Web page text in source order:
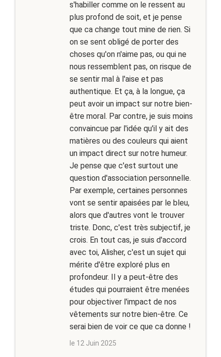
s'habiller comme on le ressent au
plus profond de soit, et je pense
que ca change tout mine de rien. Si
on se sent obligé de porter des
choses qu'on n'aime pas, ou qui ne
nous ressemblent pas, on risque de
se sentir mal à l'aise et pas
authentique. Et ça, à la longue, ça
peut avoir un impact sur notre bien-
être moral. Par contre, je suis moins
convaincue par l'idée qu'il y ait des
matières ou des couleurs qui aient
un impact direct sur notre humeur.
Je pense que c'est surtout une
question d'association personnelle.
Par exemple, certaines personnes
vont se sentir apaisées par le bleu,
alors que d'autres vont le trouver
triste. Donc, c'est très subjectif, je
crois. En tout cas, je suis d'accord
avec toi, Alisher, c'est un sujet qui
mérite d'être exploré plus en
profondeur. Il y a peut-être des
études qui pourraient être menées
pour objectiver l'impact de nos
vêtements sur notre bien-être. Ce
serai bien de voir ce que ca donne !
le 12 Juin 2025